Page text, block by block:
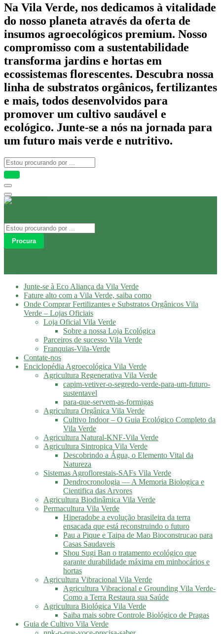
Na Vila Verde, nos dedicamos à vitalidade
do nosso planeta através da oferta de
insumos agroecológicos premium. Nosso
compromisso com a sustentabilidade
transforma jardins e hortas em
ecossistemas florescentes. Descubra nossa
linha de substratos orgânicos, fertilizantes
e mais, todos desenvolvidos para
promover um cultivo saudável e
ecológico. Junte-se a nós na jornada para
um futuro mais verde e nutritivo.
Procura
Junte-se à Eco Aliança da Vila Verde
Fature alto com a Vila Verde, saiba como
Onde Comprar Fertilizantes e Substratos Orgânicos Vila
Verde – Lojas Oficiais
Loja Oficial Vila Verde
Sobre a nossa Loja Ecológica
Parceiros de sucesso Vila Verde
Franquias-Vila-Verde
Contate-nos
Enciclopédia Agroecológica Vila Verde
Agricultura Regenerativa Vila Verde
capim-vetiver-o-segredo-verde-para-um-futuro-
sustentavel
para-que-servem-as-formigas
Agricultura Orgânica Vila Verde
Cultivo Indoor – O Guia Ecológico Completo da
Vila Verde
Agricultura Natural-KNF-Vila Verde
Agricultura Sintropica Vila Verde
Descobrindo a Água, o Elemento Vital da
Natureza
Sistemas Agroflorestais-SAFs Vila Verde
Dendrocronologia — A Memoria Biologica e
Cientifica das Arvores
Agricultura Biodinâmica Vila Verde
Permacultura Vila Verde
Hiperadobe a evolução brasileira da terra
ensacada que está reconstruindo o futuro
Pau a Pique e Taipa de Mao Bioconstrucao para
Casas Saudaveis
Shou Sugi Ban o tratamento ecológico que
garante durabilidade máxima em minhocários e
hortas
Agricultura Vibracional Vila Verde
Agricultura Vibracional e Grounding Vila Verde-
Como a Terra Restaura sua Saúde
Agricultura Biológica Vila Verde
Saiba mais sobre Controle Biológico de Pragas
Guia de Cultivo Vila Verde